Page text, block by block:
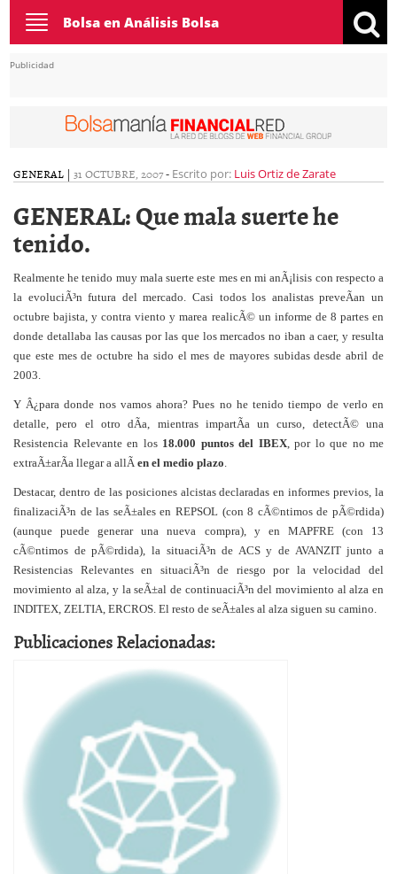
Toggle
navigation
Bolsa en Análisis Bolsa
Publicidad
GENERAL | 31 OCTUBRE, 2007- Escrito por: Luis Ortiz de Zarate
GENERAL: Que mala suerte he
tenido.
Realmente he tenido muy mala suerte este mes en mi anÃ¡lisis con respecto a
la evoluciÃ³n futura del mercado. Casi todos los analistas preveÃ­an un
octubre bajista, y contra viento y marea realicÃ© un informe de 8 partes en
donde detallaba las causas por las que los mercados no iban a caer, y resulta
que este mes de octubre ha sido el mes de mayores subidas desde abril de
2003.
Y Â¿para donde nos vamos ahora? Pues no he tenido tiempo de verlo en
detalle, pero el otro dÃ­a, mientras impartÃ­a un curso, detectÃ© una
Resistencia Relevante en los 18.000 puntos del IBEX, por lo que no me
extraÃ±arÃ­a llegar a allÃ­ en el medio plazo.
Destacar, dentro de las posiciones alcistas declaradas en informes previos, la
finalizaciÃ³n de las seÃ±ales en REPSOL (con 8 cÃ©ntimos de pÃ©rdida)
(aunque puede generar una nueva compra), y en MAPFRE (con 13
cÃ©ntimos de pÃ©rdida), la situaciÃ³n de ACS y de AVANZIT junto a
Resistencias Relevantes en situaciÃ³n de riesgo por la velocidad del
movimiento al alza, y la seÃ±al de continuaciÃ³n del movimiento al alza en
INDITEX, ZELTIA, ERCROS. El resto de seÃ±ales al alza siguen su camino.
Publicaciones Relacionadas: